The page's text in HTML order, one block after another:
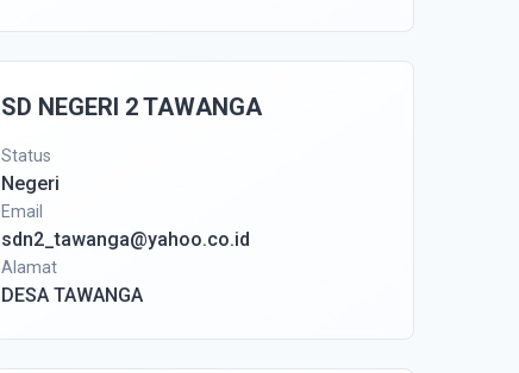
SD NEGERI 2 TAWANGA
Status
Negeri
Email
sdn2_tawanga@yahoo.co.id
Alamat
DESA TAWANGA